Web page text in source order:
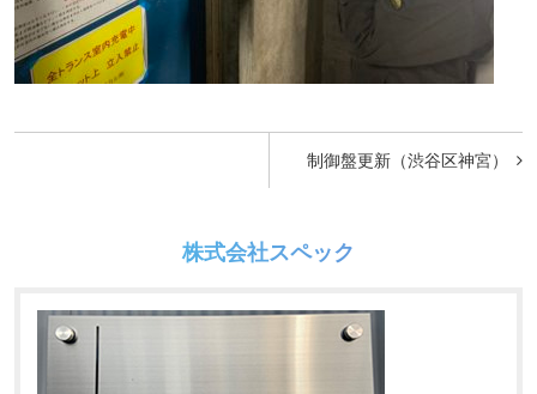
ゲ
制御盤更新（渋谷区神宮）
株式会社スペック